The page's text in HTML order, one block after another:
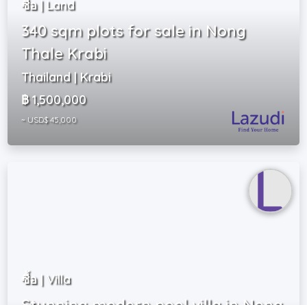
ซื้อ | Land
340 sqm plots for sale in Nong
Thale Krabi
Thailand | Krabi
฿ 1,500,000
~ USD$ 45,000
ซื้อ | Villa